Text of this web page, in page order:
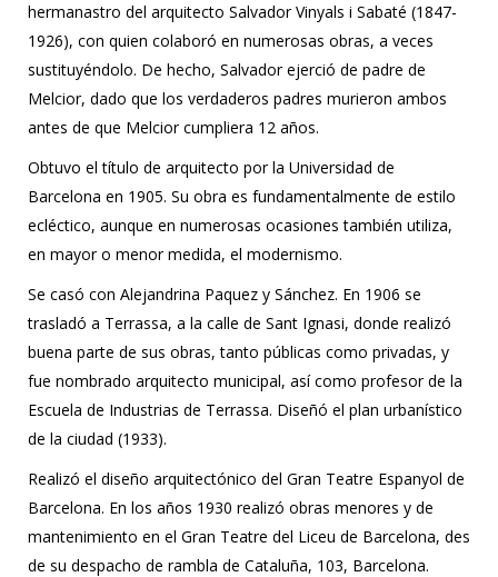
hermanastro del arquitecto Salvador Vinyals i Sabaté (1847-
1926), con quien colaboró ​​en numerosas obras, a veces
sustituyéndolo. De hecho, Salvador ejerció de padre de
Melcior, dado que los verdaderos padres murieron ambos
antes de que Melcior cumpliera 12 años.
Obtuvo el título de arquitecto por la Universidad de
Barcelona en 1905. Su obra es fundamentalmente de estilo
ecléctico, aunque en numerosas ocasiones también utiliza,
en mayor o menor medida, el modernismo.
Se casó con Alejandrina Paquez y Sánchez. En 1906 se
trasladó a Terrassa, a la calle de Sant Ignasi, donde realizó
buena parte de sus obras, tanto públicas como privadas, y
fue nombrado arquitecto municipal, así como profesor de la
Escuela de Industrias de Terrassa. Diseñó el plan urbanístico
de la ciudad (1933).
Realizó el diseño arquitectónico del Gran Teatre Espanyol de
Barcelona. En los años 1930 realizó obras menores y de
mantenimiento en el Gran Teatre del Liceu de Barcelona, des
de su despacho de rambla de Cataluña, 103, Barcelona.